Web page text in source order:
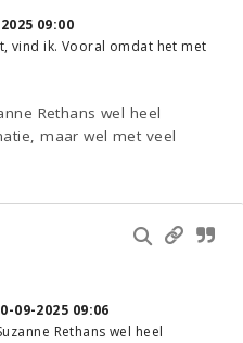
09:00
vind ik. Vooral omdat het met
Rethans wel heel
maar wel met veel
09-2025 09:06
Rethans wel heel